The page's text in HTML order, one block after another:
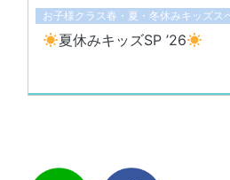
お子様クラス春・夏・冬休みキッズス
夏休みキッズSP ’26